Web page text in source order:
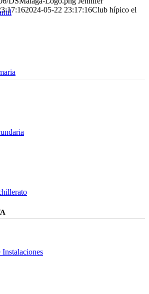
Instalaciones
2024-05-22 23:17:16Club hípico el